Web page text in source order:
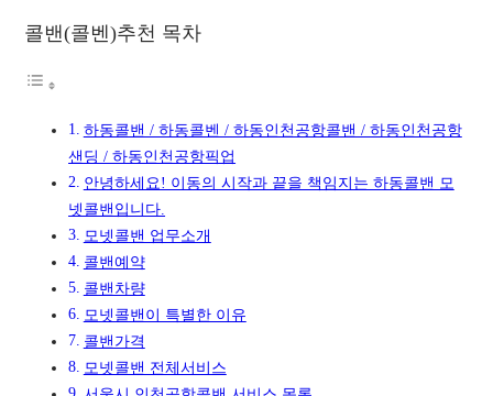
콜밴(콜벤)추천 목차
하동콜밴 / 하동콜벤 / 하동인천공항콜밴 / 하동인천공항
샌딩 / 하동인천공항픽업
안녕하세요! 이동의 시작과 끝을 책임지는 하동콜밴 모
넷콜밴입니다.
모넷콜밴 업무소개
콜밴예약
콜밴차량
모넷콜밴이 특별한 이유
콜밴가격
모넷콜밴 전체서비스